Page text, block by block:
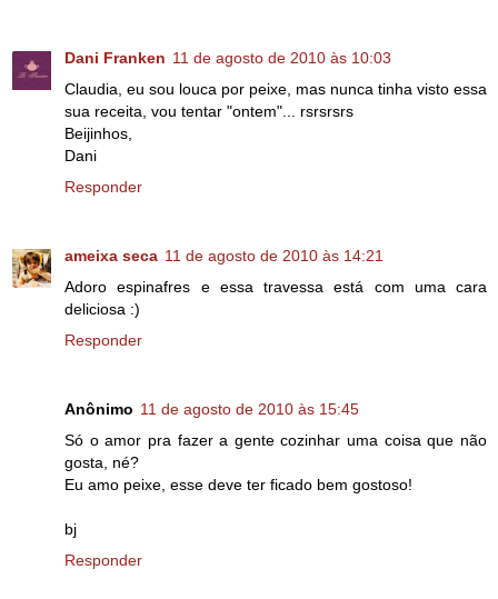
Dani Franken 11 de agosto de 2010 às 10:03
Claudia, eu sou louca por peixe, mas nunca tinha visto essa
sua receita, vou tentar "ontem"... rsrsrsrs
Beijinhos,
Dani
Responder
ameixa seca 11 de agosto de 2010 às 14:21
Adoro espinafres e essa travessa está com uma cara
deliciosa :)
Responder
Anônimo 11 de agosto de 2010 às 15:45
Só o amor pra fazer a gente cozinhar uma coisa que não
gosta, né?
Eu amo peixe, esse deve ter ficado bem gostoso!
bj
Responder